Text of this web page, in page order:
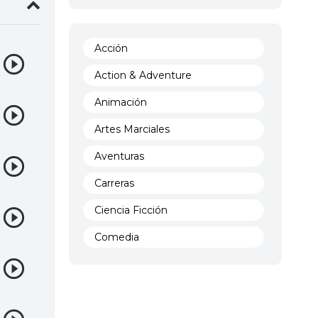
Acción
Action & Adventure
Animación
Artes Marciales
Aventuras
Carreras
Ciencia Ficción
Comedia